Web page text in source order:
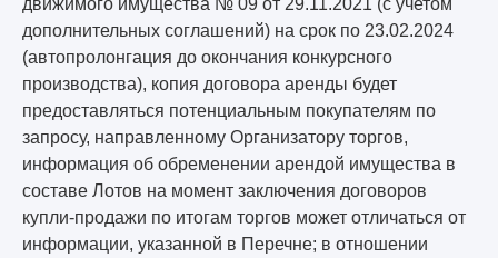
дополнительных соглашений) на срок по 23.02.2024
(автопролонгация до окончания конкурсного
производства), копия договора аренды будет
предоставляться потенциальным покупателям по
запросу, направленному Организатору торгов,
информация об обременении арендой имущества в
составе Лотов на момент заключения договоров
купли-продажи по итогам торгов может отличаться от
информации, указанной в Перечне; в отношении